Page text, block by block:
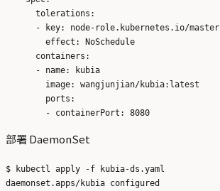
      tolerations:
      - key: node-role.kubernetes.io/master
        effect: NoSchedule
      containers:
      - name: kubia
        image: wangjunjian/kubia:latest
        ports:
部署 DaemonSet
$ kubectl apply -f kubia-ds.yaml